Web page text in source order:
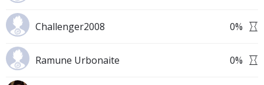
Challenger2008 0%
Ramune Urbonaite 0%